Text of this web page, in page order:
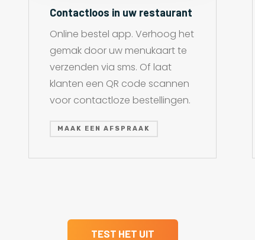
Contactloos in uw restaurant
Online bestel app. Verhoog het
gemak door uw menukaart te
verzenden via sms. Of laat
klanten een QR code scannen
voor contactloze bestellingen.
MAAK EEN AFSPRAAK
TEST HET UIT